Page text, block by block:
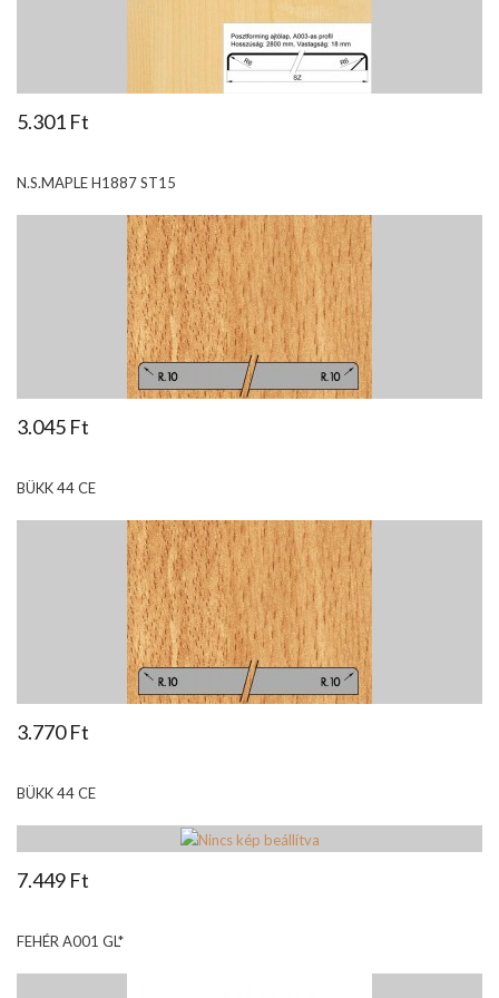
5.301 Ft
N.S.MAPLE H1887 ST15
3.045 Ft
BÜKK 44 CE
3.770 Ft
BÜKK 44 CE
7.449 Ft
FEHÉR A001 GL*